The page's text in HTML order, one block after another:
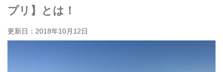
プリ】とは！
更新日： 2018年10月12日